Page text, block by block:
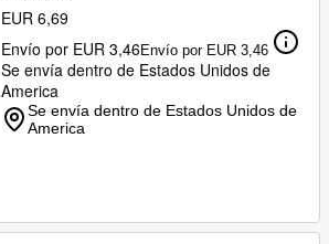
EUR 6,69
Envío por EUR 3,46Envío por EUR 3,46
Se envía dentro de Estados Unidos de
America
Se envía dentro de Estados Unidos de
America